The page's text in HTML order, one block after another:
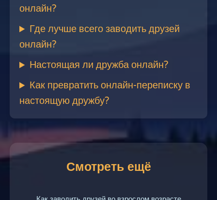
онлайн?
Где лучше всего заводить друзей
онлайн?
Настоящая ли дружба онлайн?
Как превратить онлайн-переписку в
настоящую дружбу?
Смотреть ещё